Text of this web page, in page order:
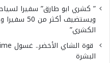
” كشري ابو طارق” سفيرا
ويستضيف
الكشري”
البشرة